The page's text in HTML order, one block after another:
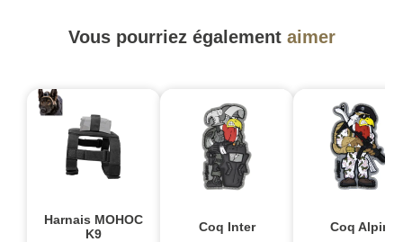
Vous pourriez également aimer
Harnais MOHOC
K9
Coq Inter Coq Alpin